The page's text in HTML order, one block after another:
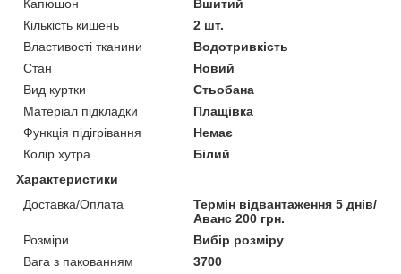
Капюшон
Вшитий
Кількість кишень
2 шт.
Властивості тканини
Водотривкість
Стан
Новий
Вид куртки
Стьобана
Матеріал підкладки
Плащівка
Функція підігрівання
Немає
Колір хутра
Білий
Характеристики
Доставка/Оплата
Термін відвантаження 5 днів/
Аванс 200 грн.
Розміри
Вибір розміру
Вага з пакованням
3700